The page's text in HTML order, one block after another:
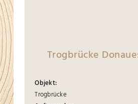
Trogbrücke
Objekt:
Trogbrücke